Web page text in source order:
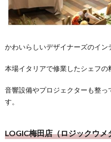
かわいらしいデザイナーズのイン
本場イタリアで修業したシェフの
音響設備やプロジェクターも整
す。
LOGIC梅田店（ロジックウメ